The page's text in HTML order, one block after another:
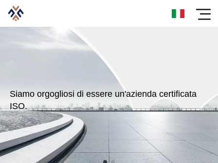
Siamo orgogliosi di essere un'azienda certificata
ISO.